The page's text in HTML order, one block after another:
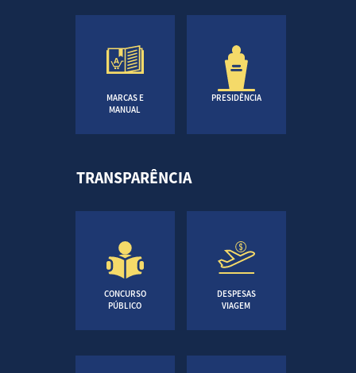
MARCAS E
MANUAL
PRESIDÊNCIA
TRANSPARÊNCIA
CONCURSO
PÚBLICO
DESPESAS
VIAGEM